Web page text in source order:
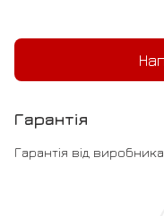
Гарантія
Гарантія від виробника